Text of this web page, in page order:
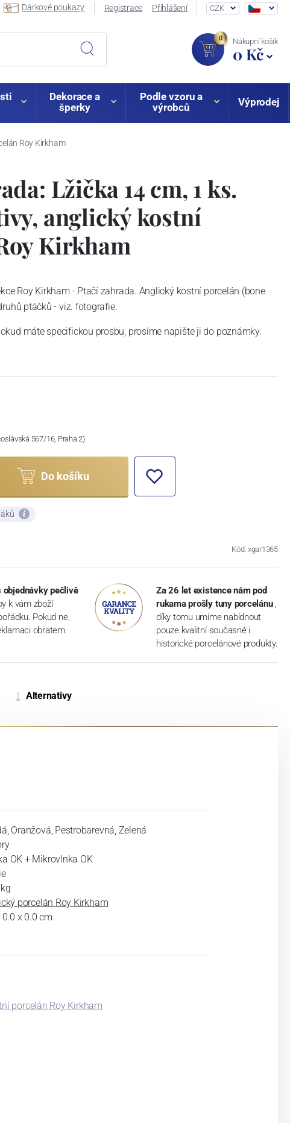
Dárkové poukazy Registrace Přihlášení CZK
0 Nákupní košík
0 Kč
Dekorace a
šperky
Podle vzoru a
výrobců
Výprodej
Roy Kirkham
Lžička 14 cm, 1 ks.
anglický kostní
Kirkham
Roy Kirkham - Ptačí zahrada. Anglický kostní porcelán (bone
ptáčků - viz. fotografie.
máte specifickou prosbu, prosíme napište ji do poznámky.
567/16, Praha 2)
Do košíku
Kód: xgar1365
objednávky pečlivě
k vám zboží
Pokud ne,
obratem.
Za 26 let existence nám pod
rukama prošly tuny porcelánu ,
díky tomu umíme nabídnout
pouze kvalitní současné i
historické porcelánové produkty.
Alternativy
Oranžová, Pestrobarevná, Zelená
OK + Mikrovlnka OK
porcelán Roy Kirkham
0.0 x 0.0 cm
porcelán Roy Kirkham